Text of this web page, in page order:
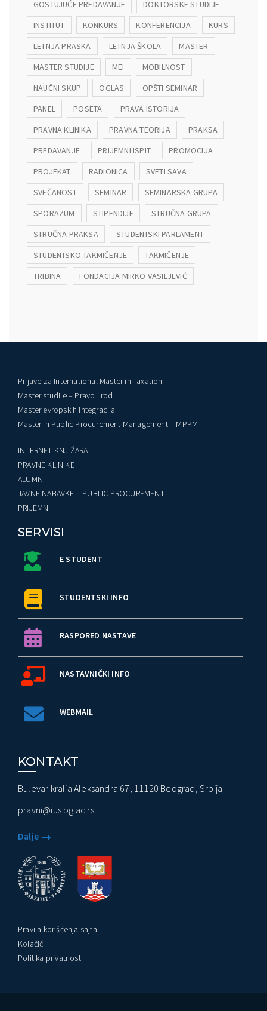
GOSTUJUĆE PREDAVANJE
DOKTORSKE STUDIJE
INSTITUT
KONKURS KONFERENCIJA
KURS
LETNJA PRASKA
LETNJA ŠKOLA
MASTER
MASTER STUDIJE
MEI
MOBILNOST
NAUČNI SKUP
OGLAS
OPŠTI SEMINAR
PANEL
POSETA
PRAVA ISTORIJA
PRAVNA KLINIKA
PRAVNA TEORIJA
PRAKSA
PREDAVANJE
PRIJEMNI ISPIT
PROMOCIJA
PROJEKAT
RADIONICA
SVETI SAVA
SVEČANOST
SEMINAR
SEMINARSKA GRUPA
SPORAZUM
STIPENDIJE
STRUČNA GRUPA
STRUČNA PRAKSA
STUDENTSKI PARLAMENT
STUDENTSKO TAKMIČENJE
TAKMIČENJE
TRIBINA
FONDACIJA MIRKO VASILJEVIĆ
Prijave za International Master in Taxation
Master studije – Pravo i rod
Master evropskih integracija
Master in Public Procurement Management – MPPM
INTERNET KNJIŽARA
PRAVNE KLINIKE
ALUMNI
JAVNE NABAVKE – PUBLIC PROCUREMENT
PRIJEMNI
SERVISI
E STUDENT
STUDENTSKI INFO
RASPORED NASTAVE
NASTAVNIČKI INFO
WEBMAIL
KONTAKT
Bulevar kralja Aleksandra 67, 11120 Beograd, Srbija
pravni@ius.bg.ac.rs
Dalje
Pravila korišćenja sajta
Kolačići
Politika privatnosti